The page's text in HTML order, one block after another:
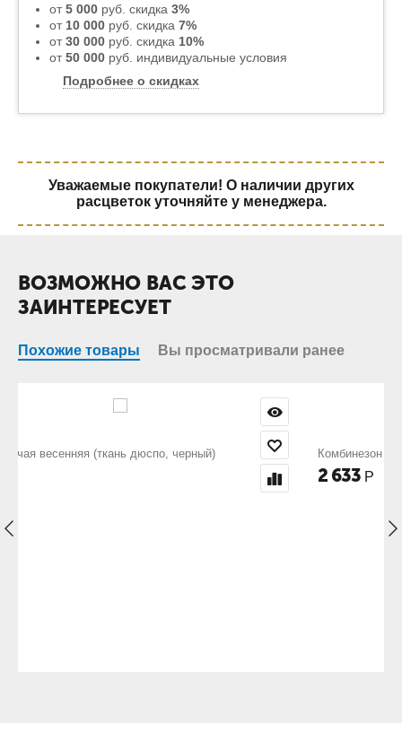
от5 000 руб. скидка 3%
от 10 000 руб. скидка 7%
от30 000 руб. скидка 10%
от50 000 руб. индивидуальные условия
Подробнее о скидках
Уважаемые покупатели! О наличии других
расцветок уточняйте у менеджера.
ВОЗМОЖНО ВАС ЭТО
ЗАИНТЕРЕСУЕТ
Похожие товары Вы просматривали ранее
Комбинезон рабочий (ткань саржа, черный + серый)